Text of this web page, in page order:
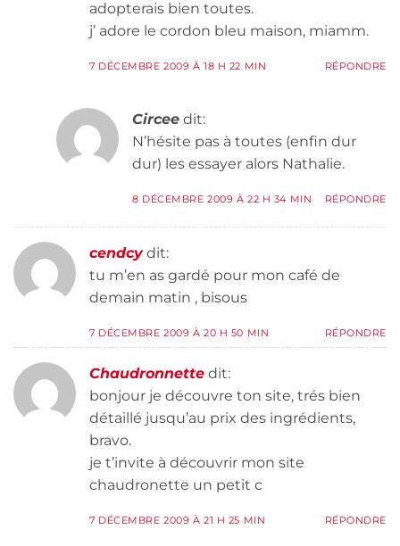
adopterais bien toutes.
j’ adore le cordon bleu maison, miamm.
7 DÉCEMBRE 2009 À 18 H 22 MIN RÉPONDRE
Circee dit:
N’hésite pas à toutes (enfin dur
dur) les essayer alors Nathalie.
8 DÉCEMBRE 2009 À 22 H 34 MIN RÉPONDRE
cendcy dit:
tu m’en as gardé pour mon café de
demain matin , bisous
7 DÉCEMBRE 2009 À 20 H 50 MIN RÉPONDRE
Chaudronnette dit:
bonjour je découvre ton site, trés bien
détaillé jusqu’au prix des ingrédients,
bravo.
je t’invite à découvrir mon site
chaudronette un petit c
7 DÉCEMBRE 2009 À 21 H 25 MIN RÉPONDRE